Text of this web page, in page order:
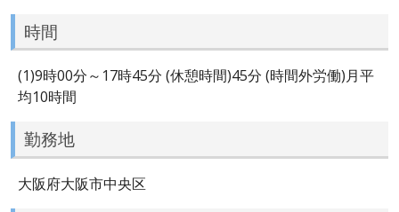
時間
(1)9時00分～17時45分 (休憩時間)45分 (時間外労働)月平
均10時間
勤務地
大阪府大阪市中央区